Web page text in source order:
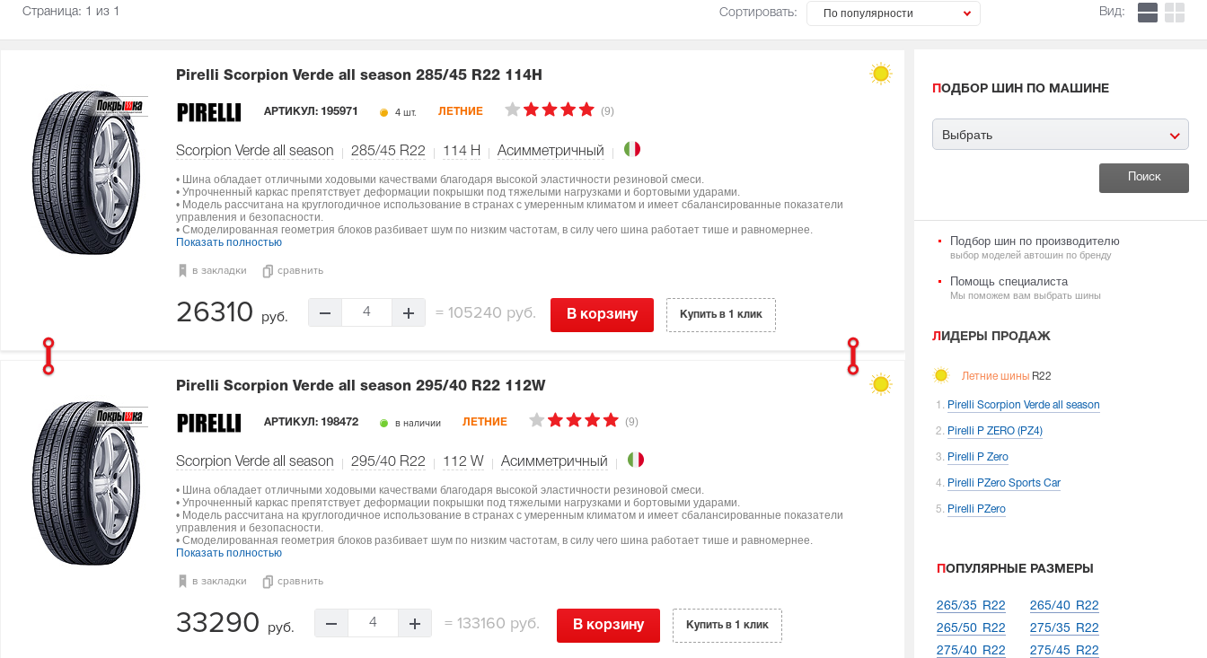
Страница: 1 из 1 Сортировать: По популярности Вид:
Pirelli Scorpion Verde all season 285/45 R22 114H
АРТИКУЛ: 195971 4 шт. ЛЕТНИЕ (9)
Scorpion Verde all season 285/45 R22 114 H Асимметричный
• Шина обладает отличными ходовыми качествами благодаря высокой эластичности резиновой смеси.
• Упрочненный каркас препятствует деформации покрышки под тяжелыми нагрузками и бортовыми ударами.
• Модель рассчитана на круглогодичное использование в странах с умеренным климатом и имеет сбалансированные показатели
управления и безопасности.
• Смоделированная геометрия блоков разбивает шум по низким частотам, в силу чего шина работает тише и равномернее.
Показать полностью
в закладки сравнить
26310 руб. 4 =105240 руб. В корзину Купить в 1 клик
Pirelli Scorpion Verde all season 295/40 R22 112W
АРТИКУЛ: 198472 в наличии ЛЕТНИЕ (9)
Scorpion Verde all season 295/40 R22 112 W Асимметричный
• Шина обладает отличными ходовыми качествами благодаря высокой эластичности резиновой смеси.
• Упрочненный каркас препятствует деформации покрышки под тяжелыми нагрузками и бортовыми ударами.
• Модель рассчитана на круглогодичное использование в странах с умеренным климатом и имеет сбалансированные показатели
управления и безопасности.
• Смоделированная геометрия блоков разбивает шум по низким частотам, в силу чего шина работает тише и равномернее.
Показать полностью
в закладки сравнить
33290 руб. 4 =133160 руб. В корзину Купить в 1 клик
ПОДБОР ШИН ПО МАШИНЕ
Выбрать
Подбор шин по производителю
выбор моделей автошин по бренду
Помощь специалиста
Мы поможем вам выбрать шины
ЛИДЕРЫ ПРОДАЖ
Летние шины R22
Pirelli Scorpion Verde all season
Pirelli P ZERO (PZ4)
Pirelli P Zero
Pirelli PZero Sports Car
Pirelli PZero
ПОПУЛЯРНЫЕ РАЗМЕРЫ
265/35 R22
265/40 R22
265/50 R22
275/35 R22
275/40 R22
275/45 R22